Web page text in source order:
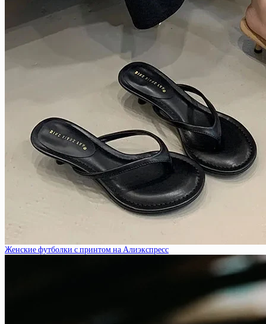
Женские футболки с принтом на Алиэкспресс